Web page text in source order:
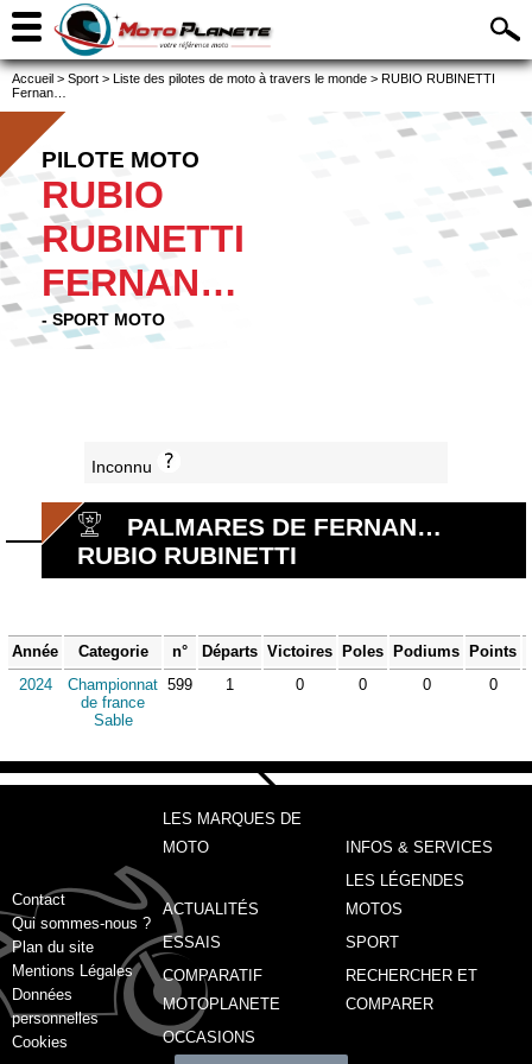
Accueil > Sport > Liste des pilotes de moto à travers le monde > RUBIO RUBINETTI
Fernan…
PILOTE MOTO
RUBIO
RUBINETTI
FERNAN…
- SPORT MOTO
Inconnu
PALMARES DE FERNAN…
RUBIO RUBINETTI
Année Categorie n° Départs Victoires Poles Podiums Points
2024
Championnat
de france
Sable
599 1 0 0 0 0
Contact
Qui sommes-nous ?
Plan du site
Mentions Légales
Données
personnelles
Cookies
LES MARQUES DE
MOTO
INFOS & SERVICES
ACTUALITÉS
LES LÉGENDES
MOTOS
ESSAIS
SPORT
COMPARATIF
MOTOPLANETE
RECHERCHER ET
COMPARER
OCCASIONS